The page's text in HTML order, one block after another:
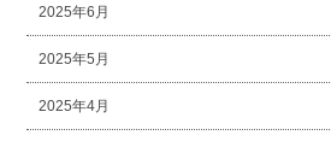
2025年6月
2025年5月
2025年4月